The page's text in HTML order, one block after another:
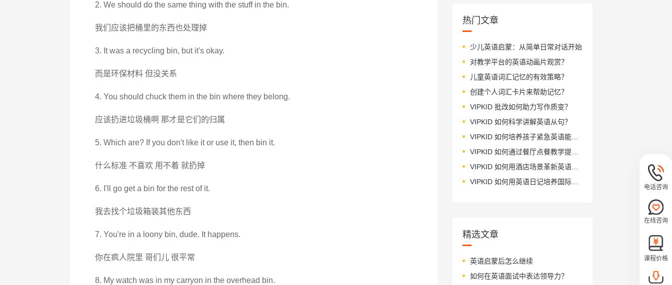
2. We should do the same thing with the stuff in the bin.
我们应该把桶里的东西也处理掉
3. It was a recycling bin, but it's okay.
而是环保材料 但没关系
4. You should chuck them in the bin where they belong.
应该扔进垃圾桶啊 那才是它们的归属
5. Which are? If you don't like it or use it, then bin it.
什么标准 不喜欢 用不着 就扔掉
6. I'll go get a bin for the rest of it.
我去找个垃圾箱装其他东西
7. You're in a loony bin, dude. It happens.
你在疯人院里 哥们儿 很平常
8. My watch was in my carryon in the overhead bin.
热门文章
少儿英语启蒙：从简单日常对话开始
对教学平台的英语动画片观赏？
儿童英语词汇记忆的有效策略？
创建个人词汇卡片来帮助记忆？
VIPKID 批改如何助力写作质变？
VIPKID 如何科学讲解英语从句？
VIPKID 如何培养孩子紧急英语能力？
VIPKID 如何通过餐厅点餐教学提升少儿英语应用能力？
VIPKID 如何用酒店场景革新英语教学？
VIPKID 如何用英语日记培养国际化人才？
精选文章
英语启蒙后怎么继续
如何在英语面试中表达领导力？
电话咨询
在线咨询
课程价格